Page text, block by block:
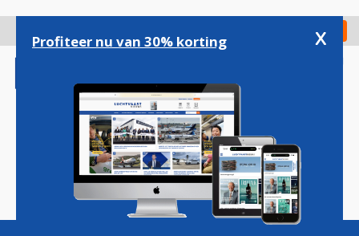
gaan
Check in
Magazine Podcasts Vacatures
Profiteer nu van 30% korting x